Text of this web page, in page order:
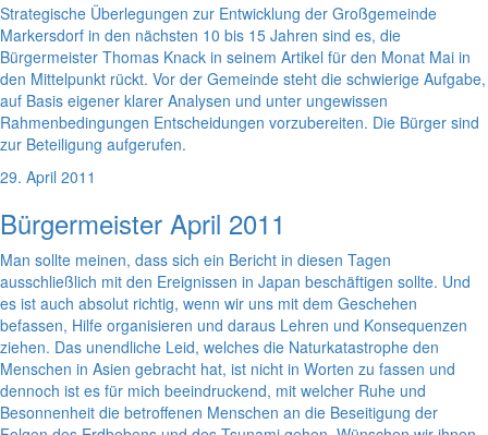
Strategische Überlegungen zur Entwicklung der Großgemeinde
Markersdorf in den nächsten 10 bis 15 Jahren sind es, die
Bürgermeister Thomas Knack in seinem Artikel für den Monat Mai in
den Mittelpunkt rückt. Vor der Gemeinde steht die schwierige Aufgabe,
auf Basis eigener klarer Analysen und unter ungewissen
Rahmenbedingungen Entscheidungen vorzubereiten. Die Bürger sind
zur Beteiligung aufgerufen.
29. April 2011
Bürgermeister April 2011
Man sollte meinen, dass sich ein Bericht in diesen Tagen
ausschließlich mit den Ereignissen in Japan beschäftigen sollte. Und
es ist auch absolut richtig, wenn wir uns mit dem Geschehen
befassen, Hilfe organisieren und daraus Lehren und Konsequenzen
ziehen. Das unendliche Leid, welches die Naturkatastrophe den
Menschen in Asien gebracht hat, ist nicht in Worten zu fassen und
dennoch ist es für mich beeindruckend, mit welcher Ruhe und
Besonnenheit die betroffenen Menschen an die Beseitigung der